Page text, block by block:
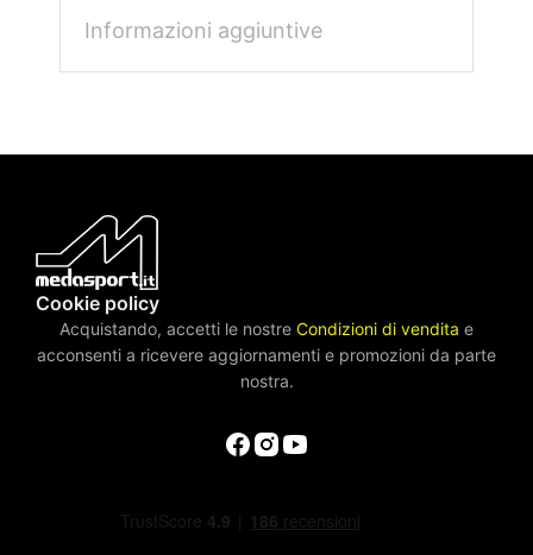
Informazioni aggiuntive
Cookie policy
Acquistando, accetti le nostre Condizioni di vendita e
acconsenti a ricevere aggiornamenti e promozioni da parte
nostra.